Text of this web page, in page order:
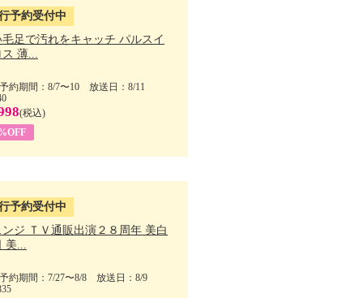
予約受付中
毛足で汚れをキャッチ パルスイ
ス 薄...
約期間：8/7〜10 放送日：8/11
(税込)
予約受付中
ンジ ＴＶ通販出演２８周年 美白
美...
約期間：7/27〜8/8 放送日：8/9